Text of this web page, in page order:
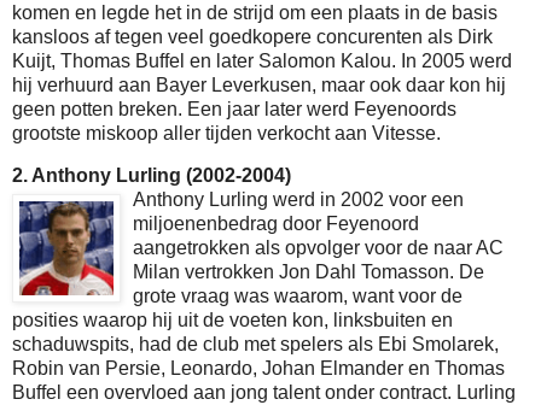
komen en legde het in de strijd om een plaats in de basis
kansloos af tegen veel goedkopere concurenten als Dirk
Kuijt, Thomas Buffel en later Salomon Kalou. In 2005 werd
hij verhuurd aan Bayer Leverkusen, maar ook daar kon hij
geen potten breken. Een jaar later werd Feyenoords
grootste miskoop aller tijden verkocht aan Vitesse.
2. Anthony Lurling (2002-2004)
Anthony Lurling werd in 2002 voor een
miljoenenbedrag door Feyenoord
aangetrokken als opvolger voor de naar AC
Milan vertrokken Jon Dahl Tomasson. De
grote vraag was waarom, want voor de
posities waarop hij uit de voeten kon, linksbuiten en
schaduwspits, had de club met spelers als Ebi Smolarek,
Robin van Persie, Leonardo, Johan Elmander en Thomas
Buffel een overvloed aan jong talent onder contract. Lurling